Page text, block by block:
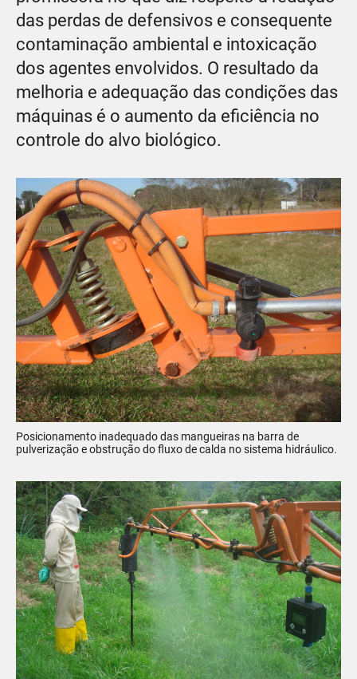
das perdas de defensivos e consequente
contaminação ambiental e intoxicação
dos agentes envolvidos. O resultado da
melhoria e adequação das condições das
máquinas é o aumento da eficiência no
controle do alvo biológico.
Posicionamento inadequado das mangueiras na barra de
pulverização e obstrução do fluxo de calda no sistema hidráulico.